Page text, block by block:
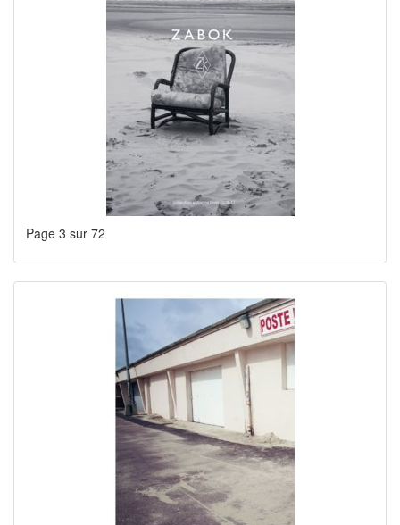
Page 3 sur 72